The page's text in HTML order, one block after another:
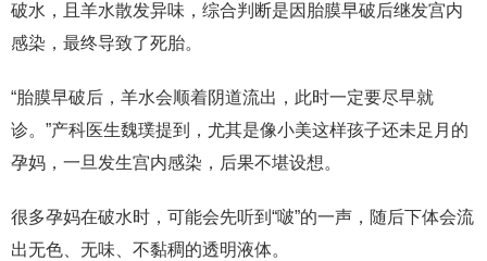
破水，且羊水散发异味，综合判断是因胎膜早破后继发宫内
感染，最终导致了死胎。
“胎膜早破后，羊水会顺着阴道流出，此时一定要尽早就
诊。”产科医生魏璞提到，尤其是像小美这样孩子还未足月的
孕妈，一旦发生宫内感染，后果不堪设想。
很多孕妈在破水时，可能会先听到“啵”的一声，随后下体会流
出无色、无味、不黏稠的透明液体。